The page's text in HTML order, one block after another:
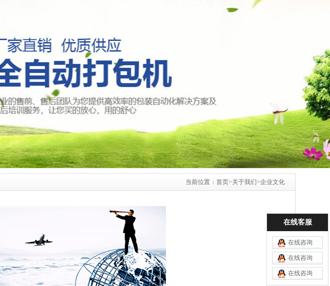
当前位置： 首页>关于我们>企业文化
在线客服
在线咨询
在线咨询
在线咨询